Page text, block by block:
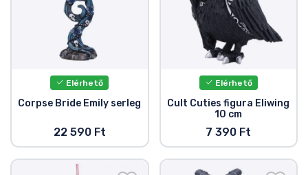
Elérhető
Corpse Bride Emily serleg
22 590 Ft
Elérhető
Cult Cuties figura Eliwing
10 cm
7 390 Ft